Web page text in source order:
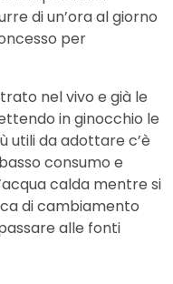
di un’ora al giorno
per
nel vivo e già le
in ginocchio le
utili da adottare c’è
consumo e
calda mentre si
di cambiamento
alle fonti